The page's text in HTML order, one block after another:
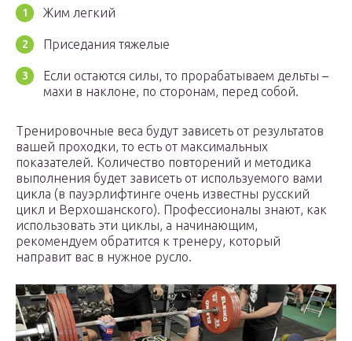
Жим легкий
Приседания тяжелые
Если остаются силы, то прорабатываем дельты –
махи в наклоне, по сторонам, перед собой.
Тренировочные веса будут зависеть от результатов
вашей проходки, то есть от максимальных
показателей. Количество повторений и методика
выполнения будет зависеть от используемого вами
цикла (в пауэрлифтинге очень известны русский
цикл и Верхошанского). Профессионалы знают, как
использовать эти циклы, а начинающим,
рекомендуем обратится к тренеру, который
направит вас в нужное русло.